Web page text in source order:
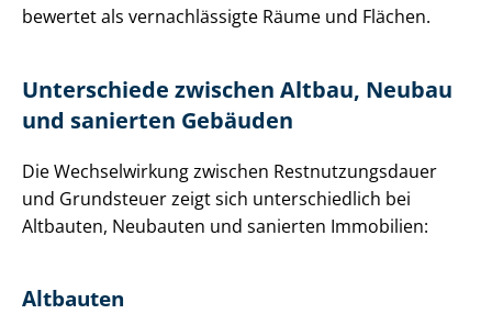
bewertet als vernachlässigte Räume und Flächen.
Unterschiede zwischen Altbau, Neubau
und sanierten Gebäuden
Die Wechselwirkung zwischen Rest­nut­zungs­dau­er
und Grundsteuer zeigt sich unterschiedlich bei
Altbauten, Neubauten und sanierten Immobilien:
Altbauten